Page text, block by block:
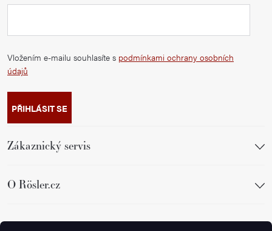
Vložením e-mailu souhlasíte s podmínkami ochrany osobních
údajů
PŘIHLÁSIT SE
Zákaznický servis
O Rösler.cz
Sledujte nás